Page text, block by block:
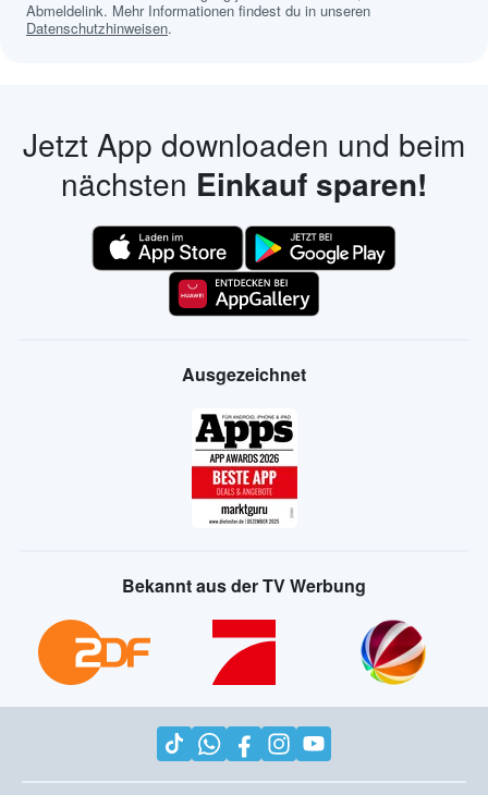
Abmeldelink. Mehr Informationen findest du in unseren
Datenschutzhinweisen.
Jetzt App downloaden und beim
nächsten Einkauf sparen!
Ausgezeichnet
Bekannt aus der TV Werbung